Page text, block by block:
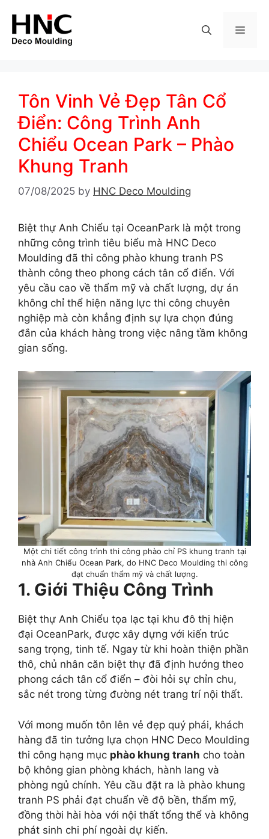
content
Tôn Vinh Vẻ Đẹp Tân Cổ
Điển: Công Trình Anh
Chiểu Ocean Park – Phào
Khung Tranh
07/08/2025 by HNC Deco Moulding
Biệt thự Anh Chiểu tại OceanPark là một trong
những công trình tiêu biểu mà HNC Deco
Moulding đã thi công phào khung tranh PS
thành công theo phong cách tân cổ điển. Với
yêu cầu cao về thẩm mỹ và chất lượng, dự án
không chỉ thể hiện năng lực thi công chuyên
nghiệp mà còn khẳng định sự lựa chọn đúng
đắn của khách hàng trong việc nâng tầm không
gian sống.
Một chi tiết công trình thi công phào chỉ PS khung tranh tại
nhà Anh Chiểu Ocean Park, do HNC Deco Moulding thi công
đạt chuẩn thẩm mỹ và chất lượng.
1. Giới Thiệu Công Trình
Biệt thự Anh Chiểu tọa lạc tại khu đô thị hiện
đại OceanPark, được xây dựng với kiến trúc
sang trọng, tinh tế. Ngay từ khi hoàn thiện phần
thô, chủ nhân căn biệt thự đã định hướng theo
phong cách tân cổ điển – đòi hỏi sự chỉn chu,
sắc nét trong từng đường nét trang trí nội thất.
Với mong muốn tôn lên vẻ đẹp quý phái, khách
hàng đã tin tưởng lựa chọn HNC Deco Moulding
thi công hạng mục phào khung tranh cho toàn
bộ không gian phòng khách, hành lang và
phòng ngủ chính. Yêu cầu đặt ra là phào khung
tranh PS phải đạt chuẩn về độ bền, thẩm mỹ,
đồng thời hài hòa với nội thất tổng thể và không
phát sinh chi phí ngoài dự kiến.